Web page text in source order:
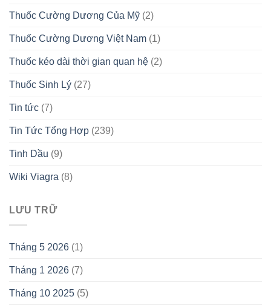
Thuốc Cường Dương Của Mỹ (2)
Thuốc Cường Dương Việt Nam (1)
Thuốc kéo dài thời gian quan hệ (2)
Thuốc Sinh Lý (27)
Tin tức (7)
Tin Tức Tổng Hợp (239)
Tinh Dầu (9)
Wiki Viagra (8)
LƯU TRỮ
Tháng 5 2026 (1)
Tháng 1 2026 (7)
Tháng 10 2025 (5)